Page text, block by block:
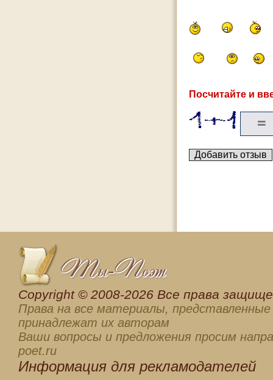
Посчитайте и
Сopyright © 2008-2026 Все права
Права на все материалы, представленные
принадлежат их авторам
Ваши вопросы и предложения просим
poet.ru
Информация для рекламодателей